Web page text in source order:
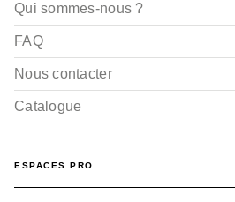
Qui sommes-nous ?
FAQ
Nous contacter
Catalogue
ESPACES PRO